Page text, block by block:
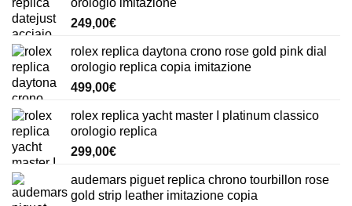
orologio imitazione
249,00€
rolex replica daytona crono rose gold pink dial
orologio replica copia imitazione
499,00€
rolex replica yacht master I platinum classico
orologio replica
299,00€
audemars piguet replica chrono tourbillon rose
gold strip leather imitazione copia